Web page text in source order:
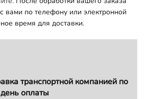
вами по телефону или электронной
время для доставки.
транспортной компанией по
оплаты